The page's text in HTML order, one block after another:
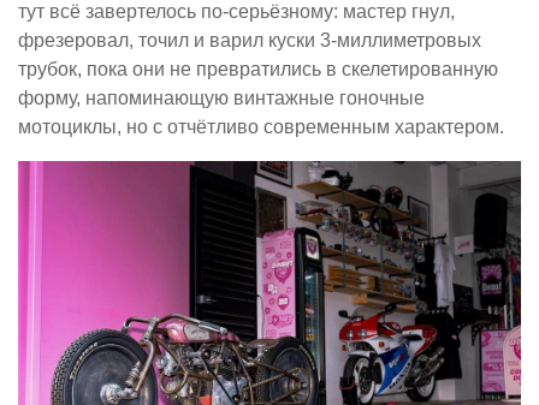
тут всё завертелось по-серьёзному: мастер гнул,
фрезеровал, точил и варил куски 3-миллиметровых
трубок, пока они не превратились в скелетированную
форму, напоминающую винтажные гоночные
мотоциклы, но с отчётливо современным характером.